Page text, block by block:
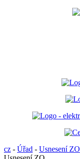
cz - Úřad - Usnesení ZO